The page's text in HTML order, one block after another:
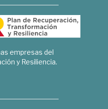
empresas del
y Resiliencia.